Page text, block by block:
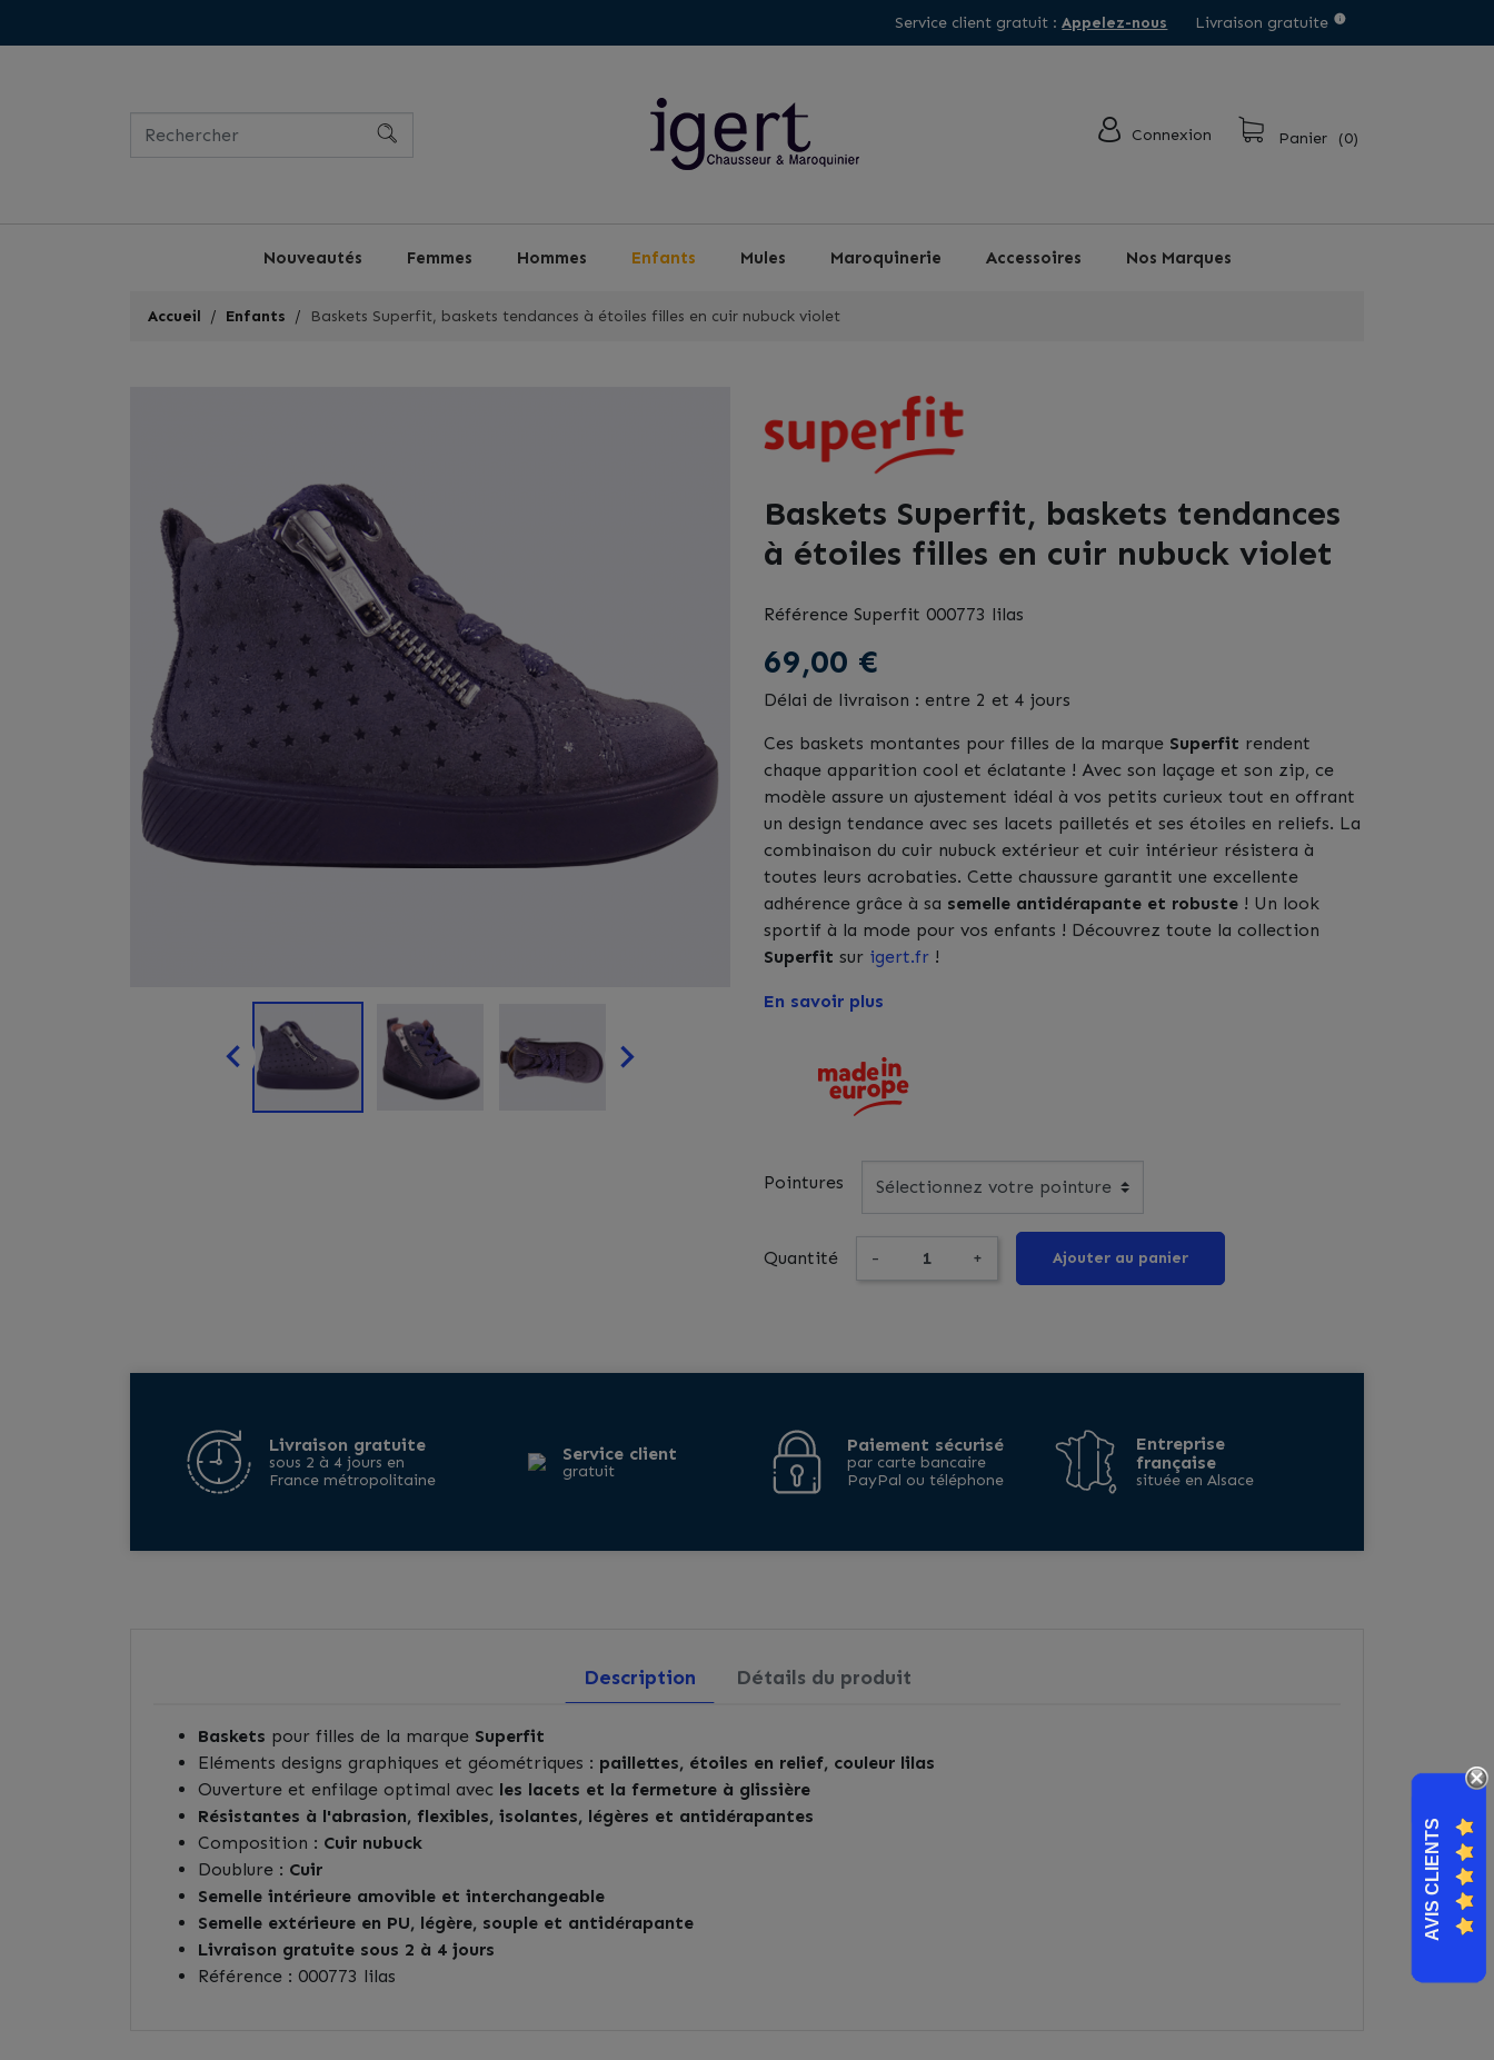
Service client gratuit :Appelez-nous Livraison gratuite
Connexion Panier (0)
Nouveautés Femmes Hommes Enfants Mules Maroquinerie Accessoires Nos Marques
Accueil Enfants Baskets Superfit, baskets tendances à étoiles filles en cuir nubuck violet
 
Baskets Superfit, baskets tendances
à étoiles filles en cuir nubuck violet
Référence Superfit 000773 lilas
69,00 €
Délai de livraison : entre 2 et 4 jours
Ces baskets montantes pour filles de la marque Superfit rendent
chaque apparition cool et éclatante ! Avec son laçage et son zip, ce
modèle assure un ajustement idéal à vos petits curieux tout en offrant
un design tendance avec ses lacets pailletés et ses étoiles en reliefs. La
combinaison du cuir nubuck extérieur et cuir intérieur résistera à
toutes leurs acrobaties. Cette chaussure garantit une excellente
adhérence grâce à sa semelle antidérapante et robuste ! Un look
sportif à la mode pour vos enfants ! Découvrez toute la collection
Superfit sur igert.fr !
En savoir plus
Pointures
Quantité - + Ajouter au panier
Livraison gratuite
sous 2 à 4 jours en
France métropolitaine
Service client
gratuit
Paiement sécurisé
par carte bancaire
PayPal ou téléphone
Entreprise
française
située en Alsace
Description Détails du produit
Baskets pour filles de la marque Superfit
Eléments designs graphiques et géométriques : paillettes, étoiles en relief, couleur lilas
Ouverture et enfilage optimal avec les lacets et la fermeture à glissière
Résistantes à l'abrasion, flexibles, isolantes, légères et antidérapantes
Composition : Cuir nubuck
Doublure : Cuir
Semelle intérieure amovible et interchangeable
Semelle extérieure en PU, légère, souple et antidérapante
Livraison gratuite sous 2 à 4 jours
Référence : 000773 lilas
AVIS CLIENTS